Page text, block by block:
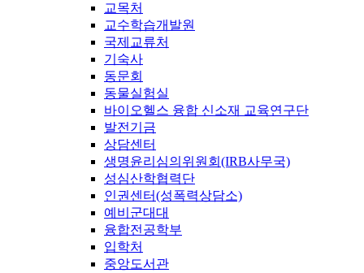
교목처
교수학습개발원
국제교류처
기숙사
동문회
동물실험실
바이오헬스 융합 신소재 교육연구단
발전기금
상담센터
생명윤리심의위원회(IRB사무국)
성심산학협력단
인권센터(성폭력상담소)
예비군대대
융합전공학부
입학처
중앙도서관